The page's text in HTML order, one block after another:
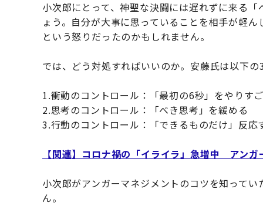
小次郎にとって、神聖な決闘には遅れずに来る
ょう。自分が大事に思っていることを相手が軽
という怒りだったのかもしれません。
では、どう対処すればいいのか。安藤氏は以下
1.衝動のコントロール：「最初の6秒」をやりす
2.思考のコントロール：「べき思考」を緩める
3.行動のコントロール：「できるものだけ」反応
【関連】コロナ禍の「イライラ」急増中 アンガ
小次郎がアンガーマネジメントのコツを知って
ん。